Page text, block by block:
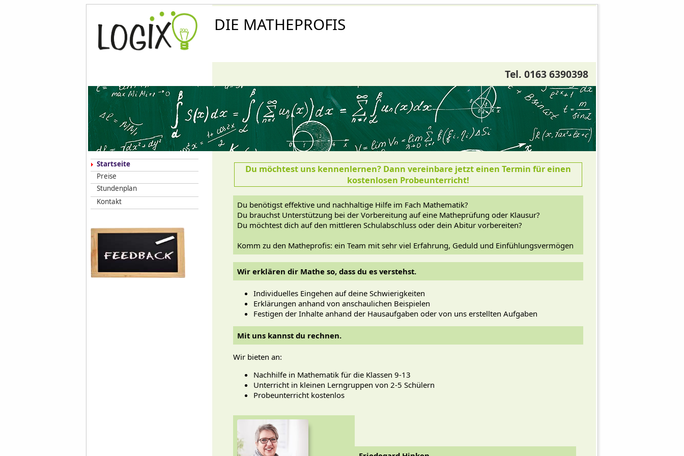
DIE MATHEPROFIS
Tel. 0163 6390398
Startseite
Preise
Stundenplan
Kontakt
Du möchtest uns kennenlernen? Dann vereinbare jetzt einen Termin für einen
kostenlosen Probeunterricht!
Du benötigst effektive und nachhaltige Hilfe im Fach Mathematik?
Du brauchst Unterstützung bei der Vorbereitung auf eine Matheprüfung oder Klausur?
Du möchtest dich auf den mittleren Schulabschluss oder dein Abitur vorbereiten?
Komm zu den Matheprofis: ein Team mit sehr viel Erfahrung, Geduld und Einfühlungsvermögen
Wir erklären dir Mathe so, dass du es verstehst.
Individuelles Eingehen auf deine Schwierigkeiten
Erklärungen anhand von anschaulichen Beispielen
Festigen der Inhalte anhand der Hausaufgaben oder von uns erstellten Aufgaben
Mit uns kannst du rechnen.
Wir bieten an:
Nachhilfe in Mathematik für die Klassen 9-13
Unterricht in kleinen Lerngruppen von 2-5 Schülern
Probeunterricht kostenlos